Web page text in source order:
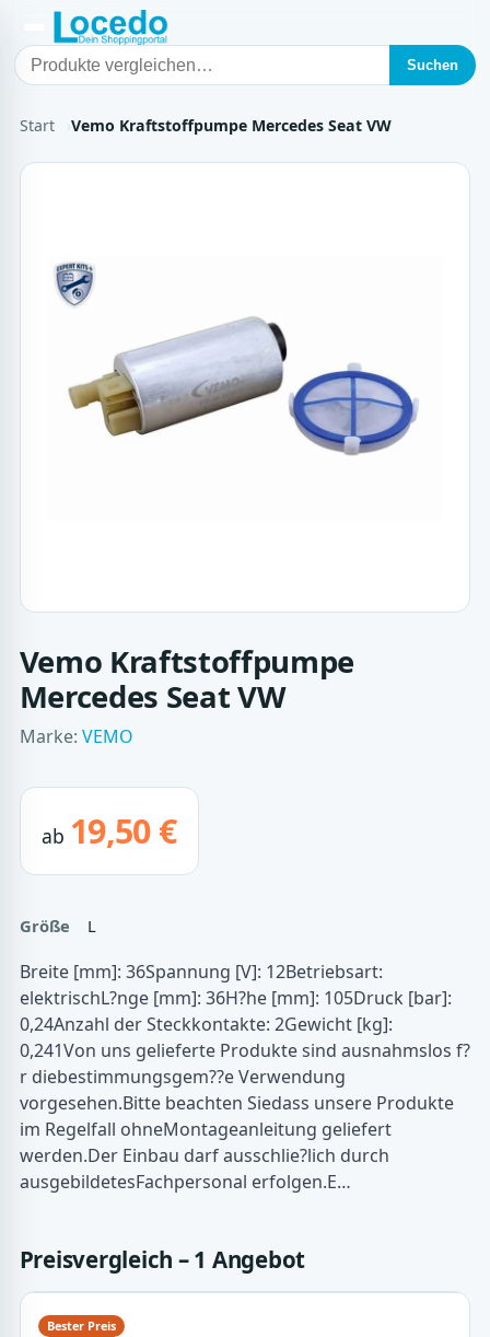
Suchen
Start Vemo Kraftstoffpumpe Mercedes Seat VW
Vemo Kraftstoffpumpe
Mercedes Seat VW
Marke: VEMO
ab 19,50 €
Größe L
Breite [mm]: 36Spannung [V]: 12Betriebsart:
elektrischL?nge [mm]: 36H?he [mm]: 105Druck [bar]:
0,24Anzahl der Steckkontakte: 2Gewicht [kg]:
0,241Von uns gelieferte Produkte sind ausnahmslos f?
r diebestimmungsgem??e Verwendung
vorgesehen.Bitte beachten Siedass unsere Produkte
im Regelfall ohneMontageanleitung geliefert
werden.Der Einbau darf ausschlie?lich durch
ausgebildetesFachpersonal erfolgen.E…
Preisvergleich – 1 Angebot